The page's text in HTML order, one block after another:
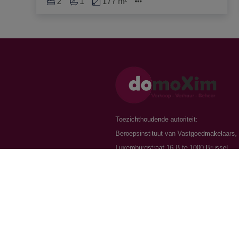
Toezichthoudende autoriteit:
Beroepsinstituut van Vastgoedmakelaars,
Luxemburgstraat 16 B te 1000 Brussel.